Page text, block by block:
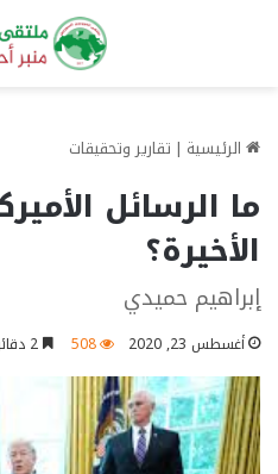
الرئيسية | تقارير وتحقيقات
ما الرسائل
الأخيرة؟
إبراهيم حميدي
أغسطس 23, 2020 508